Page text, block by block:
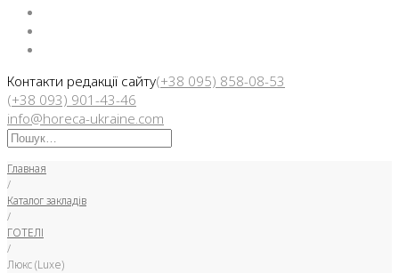
Контакти редакції сайту(+38 095) 858-08-53
(+38 093) 901-43-46
info@horeca-ukraine.com
Искать:
Главная
/
Каталог закладів
/
ГОТЕЛІ
/
Люкс (Luxe)